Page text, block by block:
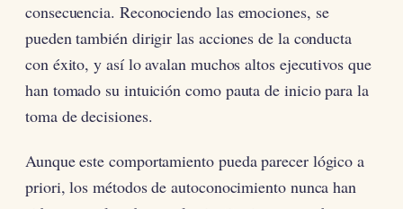
consecuencia. Reconociendo las emociones, se
pueden también dirigir las acciones de la conducta
con éxito, y así lo avalan muchos altos ejecutivos que
han tomado su intuición como pauta de inicio para la
toma de decisiones.
Aunque este comportamiento pueda parecer lógico a
priori, los métodos de autoconocimiento nunca han